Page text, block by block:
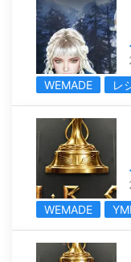
WEMADE
レ
WEMADE